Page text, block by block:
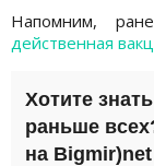
Напомним,
действенная
Хотите
раньше
на Bigmir)net